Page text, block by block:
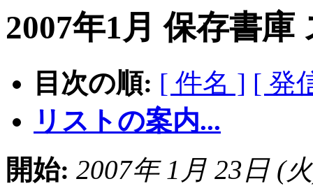
2007年1月 保存書庫
目次の順: [ 件名 ] [ 発
リストの案内...
開始: 2007年 1月 23日 (